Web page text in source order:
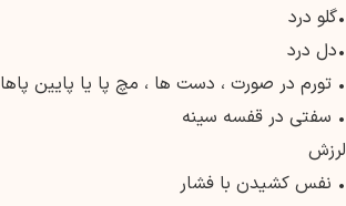
•گلو درد
•دل درد
• تورم در صورت ، دست ها ، مچ پا یا پایین پاها
• سفتی در قفسه سینه
لرزش
• نفس کشیدن با فشار